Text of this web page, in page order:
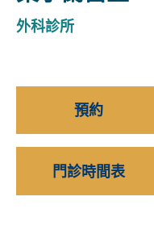
外科診所
預約
門診時間表